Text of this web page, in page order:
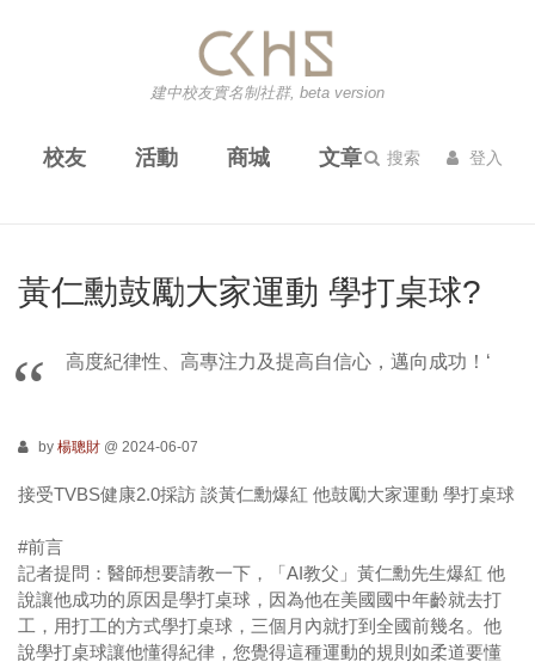
建中校友實名制社群, beta version
校友 活動 商城 文章 搜索 登入
黃仁勳鼓勵大家運動 學打桌球?
高度紀律性、高專注力及提高自信心，邁向成功！‘
by 楊聰財 @ 2024-06-07
接受TVBS健康2.0採訪 談黃仁勳爆紅 他鼓勵大家運動 學打桌球
#前言
記者提問：醫師想要請教一下，「AI教父」黃仁勳先生爆紅 他
說讓他成功的原因是學打桌球，因為他在美國國中年齡就去打
工，用打工的方式學打桌球，三個月內就打到全國前幾名。他
說學打桌球讓他懂得紀律，您覺得這種運動的規則如柔道要懂